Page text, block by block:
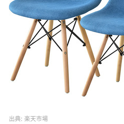
出典: 楽天市場